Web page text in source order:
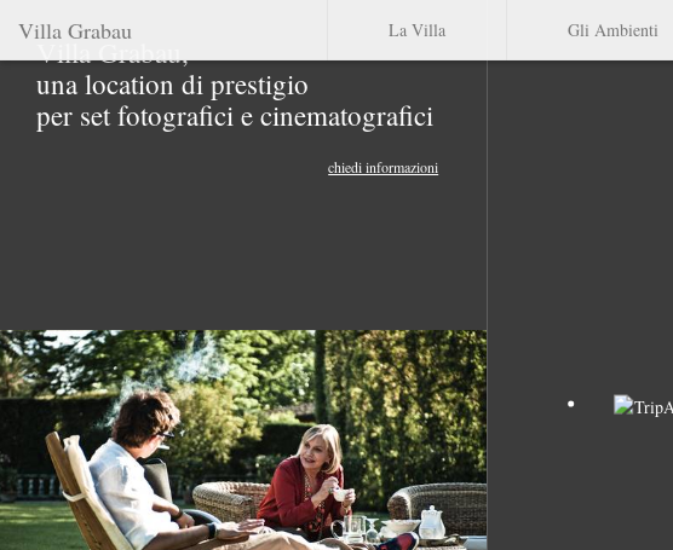
Villa Grabau La Villa Gli Ambienti
Villa Grabau,
una location di prestigio
per set fotografici e cinematografici
chiedi informazioni